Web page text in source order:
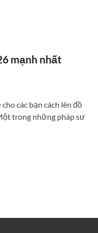
mạnh nhất
các bạn cách lên đồ
trong những pháp sư